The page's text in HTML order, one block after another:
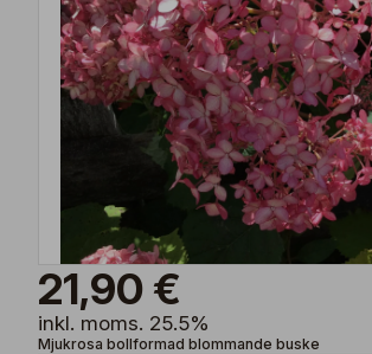
21,90 €
inkl. moms. 25.5%
Mjukrosa bollformad blommande buske